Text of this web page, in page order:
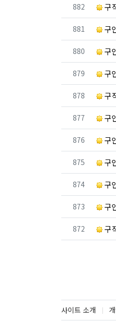
번호
882 구
번호
881 구
번호
880 구
번호
879 구
번호
878 구
번호
877 구
번호
876 구
번호
875 구
번호
874 구
번호
873 구
번호
872 구
사이트 소개